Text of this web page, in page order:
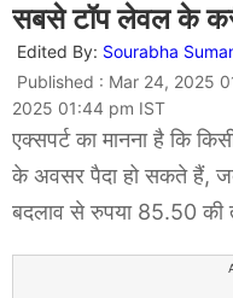
सबसे टॉप लेवल के
Edited By: Sourabha
Published : Mar 24, 2025
2025 01:44 pm IST
एक्सपर्ट का मानना है कि
के अवसर पैदा हो सकते हैं,
बदलाव से रुपया 85.50